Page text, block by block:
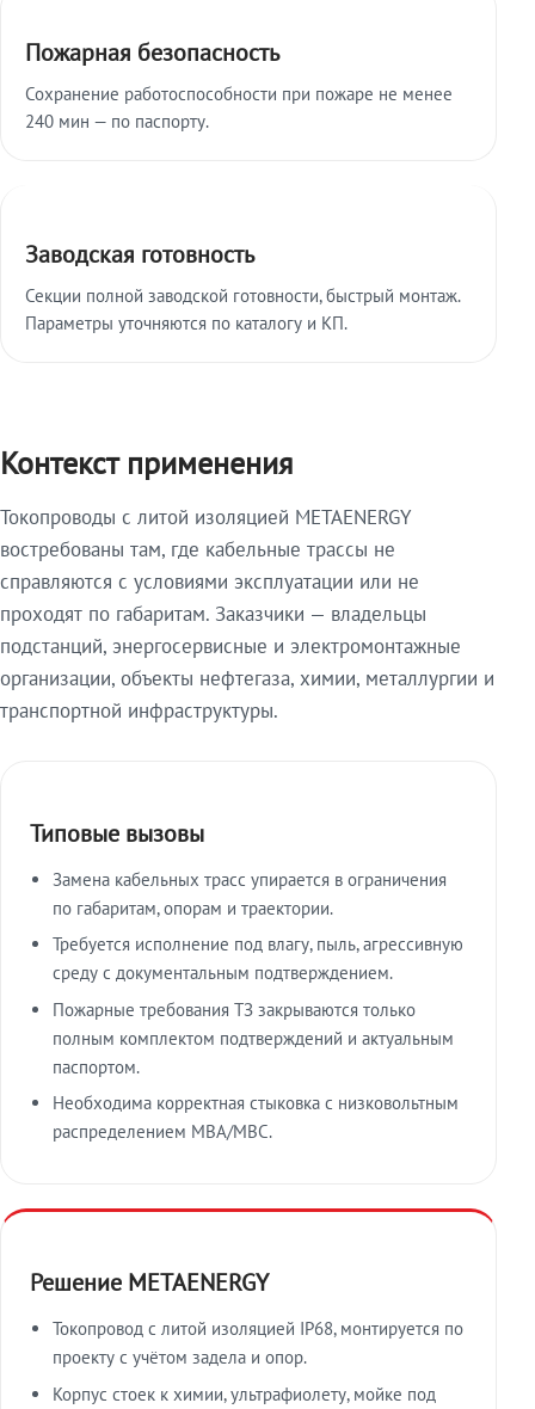
Пожарная безопасность
Сохранение работоспособности при пожаре не менее
240 мин — по паспорту.
Заводская готовность
Секции полной заводской готовности, быстрый монтаж.
Параметры уточняются по каталогу и КП.
Контекст применения
Токопроводы с литой изоляцией METAENERGY
востребованы там, где кабельные трассы не
справляются с условиями эксплуатации или не
проходят по габаритам. Заказчики — владельцы
подстанций, энергосервисные и электромонтажные
организации, объекты нефтегаза, химии, металлургии и
транспортной инфраструктуры.
Типовые вызовы
Замена кабельных трасс упирается в ограничения
по габаритам, опорам и траектории.
Требуется исполнение под влагу, пыль, агрессивную
среду с документальным подтверждением.
Пожарные требования ТЗ закрываются только
полным комплектом подтверждений и актуальным
паспортом.
Необходима корректная стыковка с низковольтным
распределением МВА/МВС.
Решение METAENERGY
Токопровод с литой изоляцией IP68, монтируется по
проекту с учётом задела и опор.
Корпус стоек к химии, ультрафиолету, мойке под